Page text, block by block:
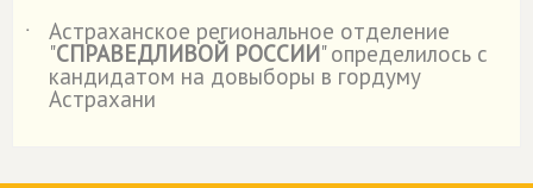
˙
Астраханское региональное отделение
"СПРАВЕДЛИВОЙ РОССИИ" определилось с
кандидатом на довыборы в гордуму
Астрахани